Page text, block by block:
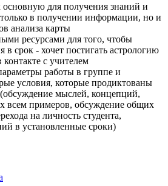
для получения знаний и
только в получении информации, но и
анализа карты
ресурсами для того, чтобы
в срок - хочет постигать астрологию
с учителем
работы в группе и
условия, которые продиктованы
мыслей, концепций,
всем примеров, обсуждение общих
на личность студента,
в установленные сроки)